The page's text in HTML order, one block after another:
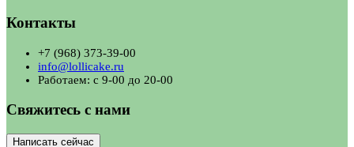
Контакты
+7 (968) 373-39-00
info@lollicake.ru
Работаем: с 9-00 до 20-00
Свяжитесь с нами
Написать сейчас